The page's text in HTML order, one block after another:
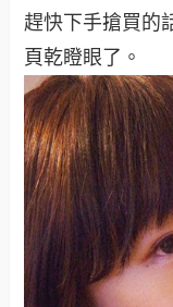
趕快下手搶買的
頁乾瞪眼了。